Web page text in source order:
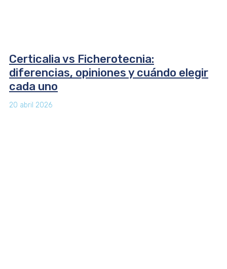
Certicalia vs Ficherotecnia:
diferencias, opiniones y cuándo elegir
cada uno
20 abril 2026